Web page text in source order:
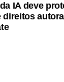
a visita,
e destacou a
nome do
IA deve
direitos